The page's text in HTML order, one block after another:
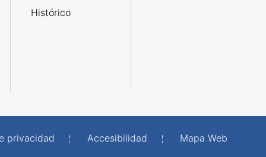
Histórico
privacidad Accesibilidad
Mapa Web